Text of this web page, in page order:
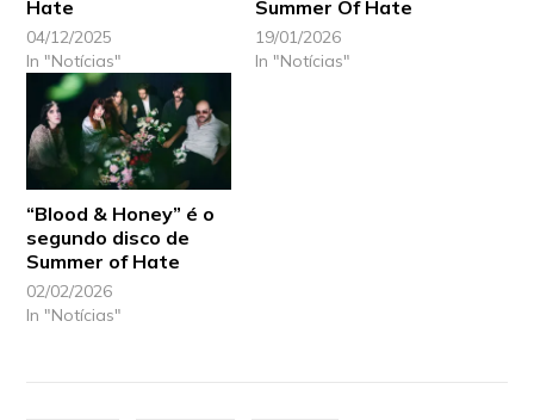
Hate
04/12/2025
In "Notícias"
Summer Of Hate
19/01/2026
In "Notícias"
“Blood & Honey” é o
segundo disco de
Summer of Hate
02/02/2026
In "Notícias"